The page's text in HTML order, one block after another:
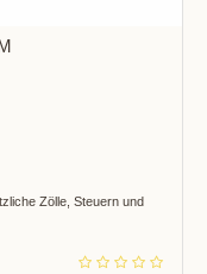
Zölle, Steuern und